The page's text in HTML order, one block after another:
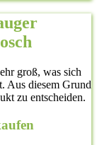
groß, was sich
Aus diesem Grund
zu entscheiden.